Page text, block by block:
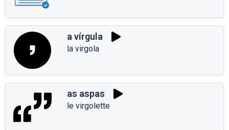
a vírgula
la virgola
as aspas
le virgolette